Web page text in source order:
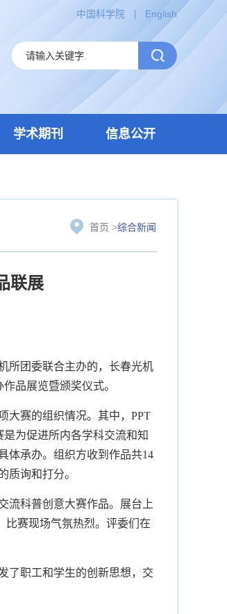
中国科学院 English
学术期刊 信息公开
首页 >综合新闻
联展
所团委联合主办的，长春光机
品展览暨颁奖仪式。
大赛的组织情况。其中，PPT
为促进所内各学科交流和知
体承办。组织方收到作品共14
质询和打分。
流科普创意大赛作品。展台上
比赛现场气氛热烈。评委们在
了职工和学生的创新思想，交